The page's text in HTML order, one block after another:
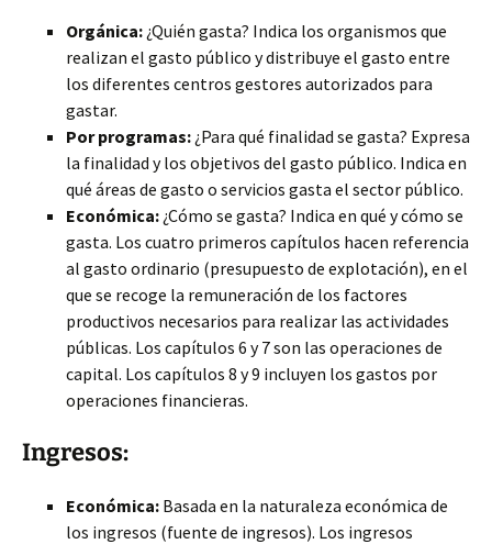
Orgánica: ¿Quién gasta? Indica los organismos que
realizan el gasto público y distribuye el gasto entre
los diferentes centros gestores autorizados para
gastar.
Por programas: ¿Para qué finalidad se gasta? Expresa
la finalidad y los objetivos del gasto público. Indica en
qué áreas de gasto o servicios gasta el sector público.
Económica: ¿Cómo se gasta? Indica en qué y cómo se
gasta. Los cuatro primeros capítulos hacen referencia
al gasto ordinario (presupuesto de explotación), en el
que se recoge la remuneración de los factores
productivos necesarios para realizar las actividades
públicas. Los capítulos 6 y 7 son las operaciones de
capital. Los capítulos 8 y 9 incluyen los gastos por
operaciones financieras.
Ingresos:
Económica: Basada en la naturaleza económica de
los ingresos (fuente de ingresos). Los ingresos